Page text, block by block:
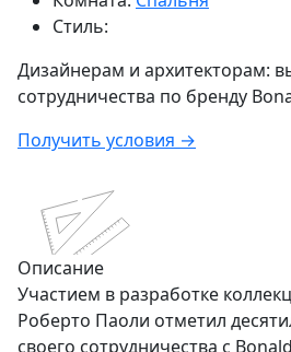
Стиль:
Дизайнерам и архитекторам:
сотрудничества по бренду
Получить условия →
Описание
Участием в разработке
Роберто Паоли отметил
своего сотрудничества с